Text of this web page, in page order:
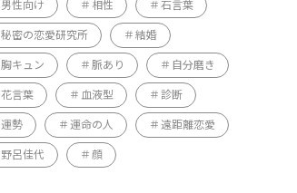
男性向け 相性 石言葉
秘密の恋愛研究所 結婚
胸キュン 脈あり 自分磨き
花言葉 血液型 診断
運勢 運命の人 遠距離恋愛
野呂佳代 顔